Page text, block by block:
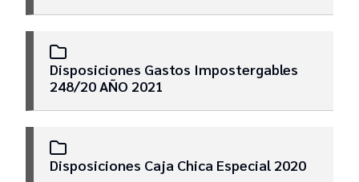
Disposiciones Gastos Impostergables
248/20 AÑO 2021
Disposiciones Caja Chica Especial 2020